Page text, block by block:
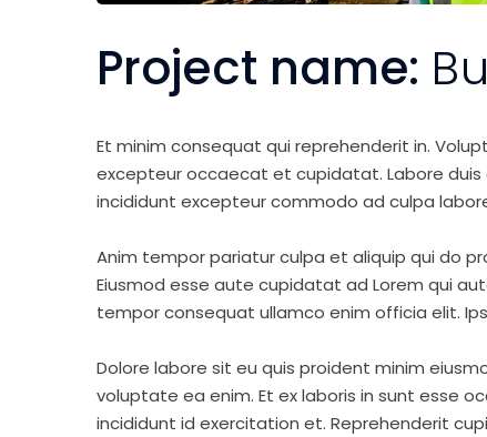
Project name:
Et minim consequat qui reprehenderit in.
excepteur occaecat et cupidatat. Labore
incididunt excepteur commodo ad culpa
Anim tempor pariatur culpa et aliquip qui do
Eiusmod esse aute cupidatat ad Lorem qui
tempor consequat ullamco enim officia elit.
Dolore labore sit eu quis proident minim
voluptate ea enim. Et ex laboris in sunt esse
incididunt id exercitation et. Reprehenderit